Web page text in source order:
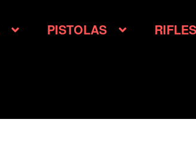
PISTOLAS